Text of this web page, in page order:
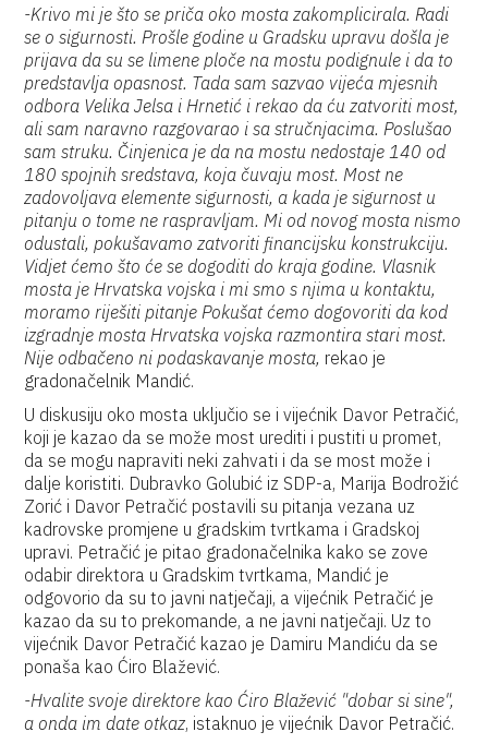
-Krivo mi je što se priča oko mosta zakomplicirala. Radi
se o sigurnosti. Prošle godine u Gradsku upravu došla je
prijava da su se limene ploče na mostu podignule i da to
predstavlja opasnost. Tada sam sazvao vijeća mjesnih
odbora Velika Jelsa i Hrnetić i rekao da ću zatvoriti most,
ali sam naravno razgovarao i sa stručnjacima. Poslušao
sam struku. Činjenica je da na mostu nedostaje 140 od
180 spojnih sredstava, koja čuvaju most. Most ne
zadovoljava elemente sigurnosti, a kada je sigurnost u
pitanju o tome ne raspravljam. Mi od novog mosta nismo
odustali, pokušavamo zatvoriti financijsku konstrukciju.
Vidjet ćemo što će se dogoditi do kraja godine. Vlasnik
mosta je Hrvatska vojska i mi smo s njima u kontaktu,
moramo riješiti pitanje Pokušat ćemo dogovoriti da kod
izgradnje mosta Hrvatska vojska razmontira stari most.
Nije odbačeno ni podaskavanje mosta, rekao je
gradonačelnik Mandić.
U diskusiju oko mosta uključio se i vijećnik Davor Petračić,
koji je kazao da se može most urediti i pustiti u promet,
da se mogu napraviti neki zahvati i da se most može i
dalje koristiti. Dubravko Golubić iz SDP-a, Marija Bodrožić
Zorić i Davor Petračić postavili su pitanja vezana uz
kadrovske promjene u gradskim tvrtkama i Gradskoj
upravi. Petračić je pitao gradonačelnika kako se zove
odabir direktora u Gradskim tvrtkama, Mandić je
odgovorio da su to javni natječaji, a vijećnik Petračić je
kazao da su to prekomande, a ne javni natječaji. Uz to
vijećnik Davor Petračić kazao je Damiru Mandiću da se
ponaša kao Ćiro Blažević.
-Hvalite svoje direktore kao Ćiro Blažević "dobar si sine",
a onda im date otkaz, istaknuo je vijećnik Davor Petračić.